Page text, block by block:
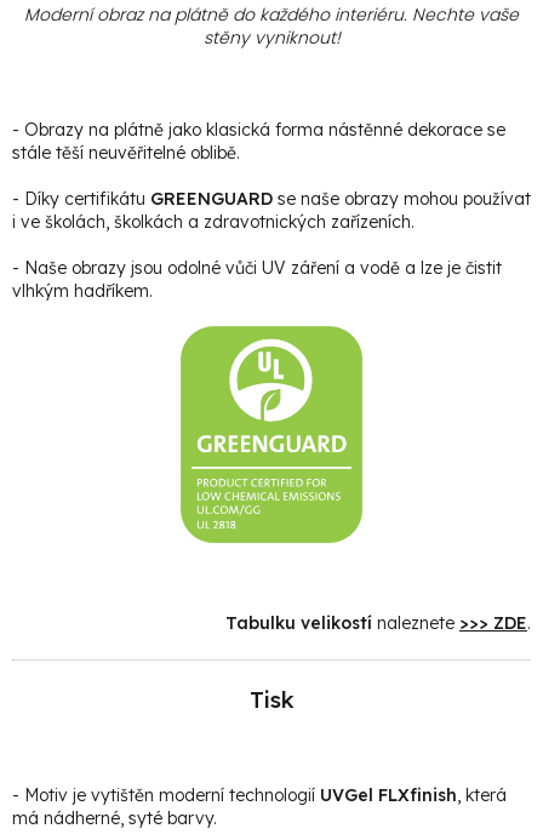
Moderní obraz na plátně do každého interiéru. Nechte vaše
stěny vyniknout!
- Obrazy na plátně jako klasická forma nástěnné dekorace se
stále těší neuvěřitelné oblibě.
- Díky certifikátu GREENGUARD se naše obrazy mohou používat
i ve školách, školkách a zdravotnických zařízeních.
- Naše obrazy jsou odolné vůči UV záření a vodě a lze je čistit
vlhkým hadříkem.
Tabulku velikostí naleznete >>> ZDE.
Tisk
- Motiv je vytištěn moderní technologií UVGel FLXfinish, která
má nádherné, syté barvy.